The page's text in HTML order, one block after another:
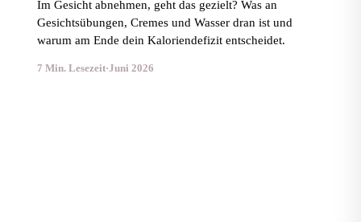
Im Gesicht abnehmen, geht das gezielt? Was an
Gesichtsübungen, Cremes und Wasser dran ist und
warum am Ende dein Kaloriendefizit entscheidet.
7 Min. Lesezeit·Juni 2026